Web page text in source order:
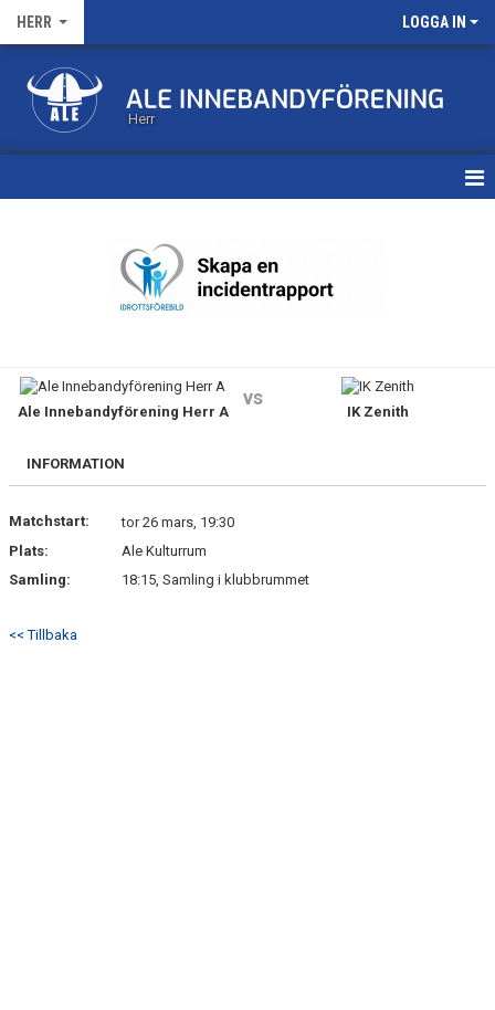
HERR LOGGA IN
Herr
BILDGALLERI
DOKUMENT
Ale Innebandyförening Herr A
vs
IK Zenith
INFORMATION
Matchstart:
tor 26 mars, 19:30
Plats:
Ale Kulturrum
Samling:
18:15, Samling i klubbrummet
<< Tillbaka